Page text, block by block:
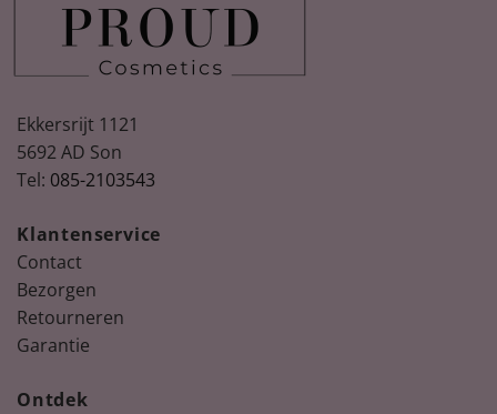
Ekkersrijt 1121
5692 AD Son
Tel: 085-2103543
Klantenservice
Contact
Bezorgen
Retourneren
Garantie
Ontdek